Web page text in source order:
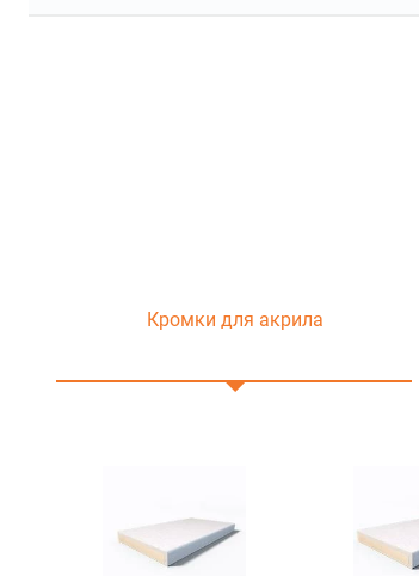
Кромки для акрила